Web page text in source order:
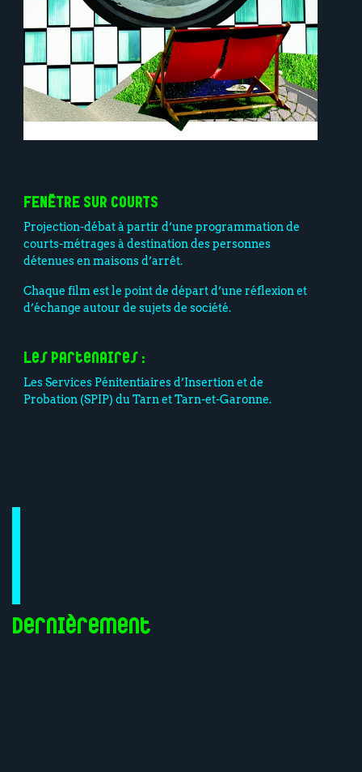
FENÊTRE SUR COURTS
Projection-débat à partir d’une programmation de
courts-métrages à destination des personnes
détenues en maisons d’arrêt.
Chaque film est le point de départ d’une réflexion et
d’échange autour de sujets de société.
Les partenaires :
Les Services Pénitentiaires d’Insertion et de
Probation (SPIP) du Tarn et Tarn-et-Garonne.
Dernièrement